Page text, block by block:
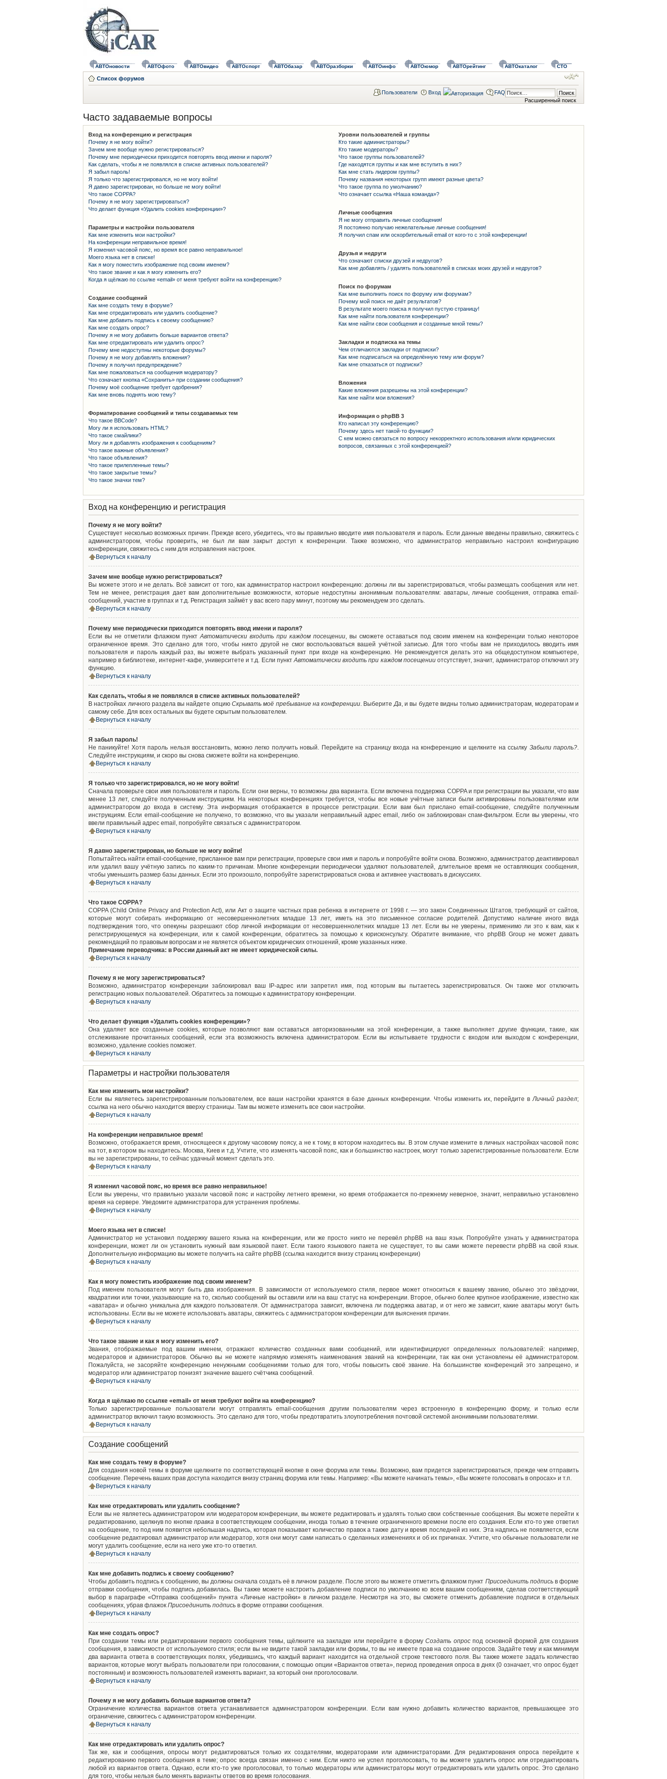
АВТОновости АВТОфото АВТОвидео АВТОспорт АВТОбазар АВТОразборки АВТОинфо АВТОюмор АВТОрейтинг АВТОкаталог СТО
Список форумов
Расширенный поиск
Пользователи Вход FAQ
Часто задаваемые вопросы
Вход на конференцию и регистрация
Почему я не могу войти?
Зачем мне вообще нужно регистрироваться?
Почему мне периодически приходится повторять ввод имени и пароля?
Как сделать, чтобы я не появлялся в списке активных пользователей?
Я забыл пароль!
Я только что зарегистрировался, но не могу войти!
Я давно зарегистрирован, но больше не могу войти!
Что такое COPPA?
Почему я не могу зарегистрироваться?
Что делает функция «Удалить cookies конференции»?
Параметры и настройки пользователя
Как мне изменить мои настройки?
На конференции неправильное время!
Я изменил часовой пояс, но время все равно неправильное!
Моего языка нет в списке!
Как я могу поместить изображение под своим именем?
Что такое звание и как я могу изменить его?
Когда я щёлкаю по ссылке «email» от меня требуют войти на конференцию?
Создание сообщений
Как мне создать тему в форуме?
Как мне отредактировать или удалить сообщение?
Как мне добавить подпись к своему сообщению?
Как мне создать опрос?
Почему я не могу добавить больше вариантов ответа?
Как мне отредактировать или удалить опрос?
Почему мне недоступны некоторые форумы?
Почему я не могу добавлять вложения?
Почему я получил предупреждение?
Как мне пожаловаться на сообщения модератору?
Что означает кнопка «Сохранить» при создании сообщения?
Почему моё сообщение требует одобрения?
Как мне вновь поднять мою тему?
Форматирование сообщений и типы создаваемых тем
Что такое BBCode?
Могу ли я использовать HTML?
Что такое смайлики?
Могу ли я добавлять изображения к сообщениям?
Что такое важные объявления?
Что такое объявления?
Что такое прилепленные темы?
Что такое закрытые темы?
Что такое значки тем?
Уровни пользователей и группы
Кто такие администраторы?
Кто такие модераторы?
Что такое группы пользователей?
Где находятся группы и как мне вступить в них?
Как мне стать лидером группы?
Почему названия некоторых групп имеют разные цвета?
Что такое группа по умолчанию?
Что означает ссылка «Наша команда»?
Личные сообщения
Я не могу отправить личные сообщения!
Я постоянно получаю нежелательные личные сообщения!
Я получил спам или оскорбительный email от кого-то с этой конференции!
Друзья и недруги
Что означают списки друзей и недругов?
Как мне добавлять / удалять пользователей в списках моих друзей и недругов?
Поиск по форумам
Как мне выполнить поиск по форуму или форумам?
Почему мой поиск не даёт результатов?
В результате моего поиска я получил пустую страницу!
Как мне найти пользователя конференции?
Как мне найти свои сообщения и созданные мной темы?
Закладки и подписка на темы
Чем отличаются закладки от подписки?
Как мне подписаться на определённую тему или форум?
Как мне отказаться от подписки?
Вложения
Какие вложения разрешены на этой конференции?
Как мне найти мои вложения?
Информация о phpBB 3
Кто написал эту конференцию?
Почему здесь нет такой-то функции?
С кем можно связаться по вопросу некорректного использования и/или юридических
вопросов, связанных с этой конференцией?
Вход на конференцию и регистрация
Почему я не могу войти?
Существует несколько возможных причин. Прежде всего, убедитесь, что вы правильно вводите имя пользователя и пароль. Если данные введены правильно, свяжитесь с
администратором, чтобы проверить, не был ли вам закрыт доступ к конференции. Также возможно, что администратор неправильно настроил конфигурацию
конференции, свяжитесь с ним для исправления настроек.
Вернуться к началу
Зачем мне вообще нужно регистрироваться?
Вы можете этого и не делать. Всё зависит от того, как администратор настроил конференцию: должны ли вы зарегистрироваться, чтобы размещать сообщения или нет.
Тем не менее, регистрация дает вам дополнительные возможности, которые недоступны анонимным пользователям: аватары, личные сообщения, отправка email-
сообщений, участие в группах и т.д. Регистрация займёт у вас всего пару минут, поэтому мы рекомендуем это сделать.
Вернуться к началу
Почему мне периодически приходится повторять ввод имени и пароля?
Если вы не отметили флажком пунктАвтоматически входить при каждом посещении, вы сможете оставаться под своим именем на конференции только некоторое
ограниченное время. Это сделано для того, чтобы никто другой не смог воспользоваться вашей учётной записью. Для того чтобы вам не приходилось вводить имя
пользователя и пароль каждый раз, вы можете выбрать указанный пункт при входе на конференцию. Не рекомендуется делать это на общедоступном компьютере,
например в библиотеке, интернет-кафе, университете и т.д. Если пунктАвтоматически входить при каждом посещенииотсутствует, значит, администратор отключил эту
функцию.
Вернуться к началу
Как сделать, чтобы я не появлялся в списке активных пользователей?
В настройках личного раздела вы найдете опцию Скрывать моё пребывание на конференции. ВыберитеДа, и вы будете видны только администраторам, модераторам и
самому себе. Для всех остальных вы будете скрытым пользователем.
Вернуться к началу
Я забыл пароль!
Не паникуйте! Хотя пароль нельзя восстановить, можно легко получить новый. Перейдите на страницу входа на конференцию и щелкните на ссылку Забыли пароль?.
Следуйте инструкциям, и скоро вы снова сможете войти на конференцию.
Вернуться к началу
Я только что зарегистрировался, но не могу войти!
Сначала проверьте свои имя пользователя и пароль. Если они верны, то возможны два варианта. Если включена поддержка COPPA и при регистрации вы указали, что вам
менее 13 лет, следуйте полученным инструкциям. На некоторых конференциях требуется, чтобы все новые учётные записи были активированы пользователями или
администратором до входа в систему. Эта информация отображается в процессе регистрации. Если вам был прислано email-сообщение, следуйте полученным
инструкциям. Если email-сообщение не получено, то возможно, что вы указали неправильный адрес email, либо он заблокирован спам-фильтром. Если вы уверены, что
ввели правильный адрес email, попробуйте связаться с администратором.
Вернуться к началу
Я давно зарегистрирован, но больше не могу войти!
Попытайтесь найти email-сообщение, присланное вам при регистрации, проверьте свои имя и пароль и попробуйте войти снова. Возможно, администратор деактивировал
или удалил вашу учётную запись по каким-то причинам. Многие конференции периодически удаляют пользователей, длительное время не оставляющих сообщения,
чтобы уменьшить размер базы данных. Если это произошло, попробуйте зарегистрироваться снова и активнее участвовать в дискуссиях.
Вернуться к началу
Что такое COPPA?
COPPA (Child Online Privacy and Protection Act), или Акт о защите частных прав ребенка в интернете от 1998 г. — это закон Соединенных Штатов, требующий от сайтов,
которые могут собирать информацию от несовершеннолетних младше 13 лет, иметь на это письменное согласие родителей. Допустимо наличие иного вида
подтверждения того, что опекуны разрешают сбор личной информации от несовершеннолетних младше 13 лет. Если вы не уверены, применимо ли это к вам, как к
регистрирующемуся на конференции, или к самой конференции, обратитесь за помощью к юрисконсульту. Обратите внимание, что phpBB Group не может давать
рекомендаций по правовым вопросам и не является объектом юридических отношений, кроме указанных ниже.
Примечание переводчика: в России данный акт не имеет юридической силы.
Вернуться к началу
Почему я не могу зарегистрироваться?
Возможно, администратор конференции заблокировал ваш IP-адрес или запретил имя, под которым вы пытаетесь зарегистрироваться. Он также мог отключить
регистрацию новых пользователей. Обратитесь за помощью к администратору конференции.
Вернуться к началу
Что делает функция «Удалить cookies конференции»?
Она удаляет все созданные cookies, которые позволяют вам оставаться авторизованными на этой конференции, а также выполняет другие функции, такие, как
отслеживание прочитанных сообщений, если эта возможность включена администратором. Если вы испытываете трудности с входом или выходом с конференции,
возможно, удаление cookies поможет.
Вернуться к началу
Параметры и настройки пользователя
Как мне изменить мои настройки?
Если вы являетесь зарегистрированным пользователем, все ваши настройки хранятся в базе данных конференции. Чтобы изменить их, перейдите вЛичный раздел;
ссылка на него обычно находится вверху страницы. Там вы можете изменить все свои настройки.
Вернуться к началу
На конференции неправильное время!
Возможно, отображается время, относящееся к другому часовому поясу, а не к тому, в котором находитесь вы. В этом случае измените в личных настройках часовой пояс
на тот, в котором вы находитесь: Москва, Киев и т.д. Учтите, что изменять часовой пояс, как и большинство настроек, могут только зарегистрированные пользователи. Если
вы не зарегистрированы, то сейчас удачный момент сделать это.
Вернуться к началу
Я изменил часовой пояс, но время все равно неправильное!
Если вы уверены, что правильно указали часовой пояс и настройку летнего времени, но время отображается по-прежнему неверное, значит, неправильно установлено
время на сервере. Уведомите администратора для устранения проблемы.
Вернуться к началу
Моего языка нет в списке!
Администратор не установил поддержку вашего языка на конференции, или же просто никто не перевёл phpBB на ваш язык. Попробуйте узнать у администратора
конференции, может ли он установить нужный вам языковой пакет. Если такого языкового пакета не существует, то вы сами можете перевести phpBB на свой язык.
Дополнительную информацию вы можете получить на сайте phpBB (ссылка находится внизу страниц конференции)
Вернуться к началу
Как я могу поместить изображение под своим именем?
Под именем пользователя могут быть два изображения. В зависимости от используемого стиля, первое может относиться к вашему званию, обычно это звёздочки,
квадратики или точки, указывающие на то, сколько сообщений вы оставили или на ваш статус на конференции. Второе, обычно более крупное изображение, известно как
«аватара» и обычно уникальна для каждого пользователя. От администратора зависит, включена ли поддержка аватар, и от него же зависит, какие аватары могут быть
использованы. Если вы не можете использовать аватары, свяжитесь с администратором конференции для выяснения причин.
Вернуться к началу
Что такое звание и как я могу изменить его?
Звания, отображаемые под вашим именем, отражают количество созданных вами сообщений, или идентифицируют определенных пользователей: например,
модераторов и администраторов. Обычно вы не можете напрямую изменять наименования званий на конференции, так как они установлены её администратором.
Пожалуйста, не засоряйте конференцию ненужными сообщениями только для того, чтобы повысить своё звание. На большинстве конференций это запрещено, и
модератор или администратор понизят значение вашего счётчика сообщений.
Вернуться к началу
Когда я щёлкаю по ссылке «email» от меня требуют войти на конференцию?
Только зарегистрированные пользователи могут отправлять email-сообщения другим пользователям через встроенную в конференцию форму, и только если
администратор включил такую возможность. Это сделано для того, чтобы предотвратить злоупотребления почтовой системой анонимными пользователями.
Вернуться к началу
Создание сообщений
Как мне создать тему в форуме?
Для создания новой темы в форуме щелкните по соответствующей кнопке в окне форума или темы. Возможно, вам придется зарегистрироваться, прежде чем отправить
сообщение. Перечень ваших прав доступа находится внизу страниц форума или темы. Например: «Вы можете начинать темы», «Вы можете голосовать в опросах» и т.п.
Вернуться к началу
Как мне отредактировать или удалить сообщение?
Если вы не являетесь администратором или модератором конференции, вы можете редактировать и удалять только свои собственные сообщения. Вы можете перейти к
редактированию, щелкнув по кнопкеправка в соответствующем сообщении, иногда только в течение ограниченного времени после его создания. Если кто-то уже ответил
на сообщение, то под ним появится небольшая надпись, которая показывает количество правок а также дату и время последней из них. Эта надпись не появляется, если
сообщение редактировал администратор или модератор, хотя они могут сами написать о сделанных изменениях и об их причинах. Учтите, что обычные пользователи не
могут удалить сообщение, если на него уже кто-то ответил.
Вернуться к началу
Как мне добавить подпись к своему сообщению?
Чтобы добавить подпись к сообщению, вы должны сначала создать её в личном разделе. После этого вы можете отметить флажком пункт Присоединить подписьв форме
отправки сообщения, чтобы подпись добавилась. Вы также можете настроить добавление подписи по умолчанию ко всем вашим сообщениям, сделав соответствующий
выбор в параграфе «Отправка сообщений» пункта «Личные настройки» в личном разделе. Несмотря на это, вы сможете отменить добавление подписи в отдельных
сообщениях, убрав флажок Присоединить подпись в форме отправки сообщения.
Вернуться к началу
Как мне создать опрос?
При создании темы или редактировании первого сообщения темы, щёлкните на закладке или перейдите в формуСоздать опроспод основной формой для создания
сообщения, в зависимости от используемого стиля; если вы не видите такой закладки или формы, то вы не имеете прав на создание опросов. Задайте тему и как минимум
два варианта ответа в соответствующих полях, убедившись, что каждый вариант находится на отдельной строке текстового поля. Вы также можете задать количество
вариантов, которые могут выбрать пользователи при голосовании, с помощью опции «Вариантов ответа», период проведения опроса в днях (0 означает, что опрос будет
постоянным) и возможность пользователей изменять вариант, за который они проголосовали.
Вернуться к началу
Почему я не могу добавить больше вариантов ответа?
Ограничение количества вариантов ответа устанавливается администратором конференции. Если вам нужно добавить количество вариантов, превышающее это
ограничение, свяжитесь с администратором конференции.
Вернуться к началу
Как мне отредактировать или удалить опрос?
Так же, как и сообщения, опросы могут редактироваться только их создателями, модераторами или администраторами. Для редактирования опроса перейдите к
редактированию первого сообщения в теме; опрос всегда связан именно с ним. Если никто не успел проголосовать, то вы можете удалить опрос или отредактировать
любой из вариантов ответа. Однако, если кто-то уже проголосовал, то только модераторы или администраторы могут отредактировать или удалить опрос. Это сделано
для того, чтобы нельзя было менять варианты ответов во время голосования.